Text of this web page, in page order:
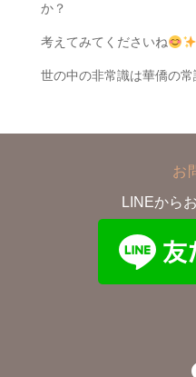
か？
考えてみてくださいね
世の中の非常識は華僑の常
お
LINEから